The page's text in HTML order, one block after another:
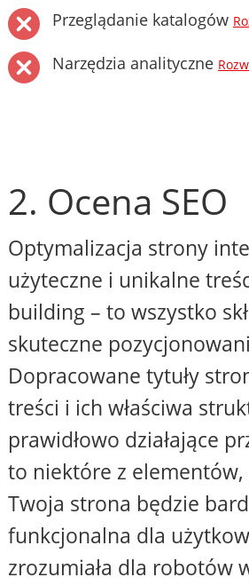
Przeglądanie katalogów
Narzędzia analityczne
2. Ocena SEO
Optymalizacja strony
użyteczne i unikalne
building – to wszystko
skuteczne
Dopracowane tytuły
treści i ich właściwa
prawidłowo działające
to niektóre z
Twoja strona będzie
funkcjonalna dla
zrozumiała dla robotów